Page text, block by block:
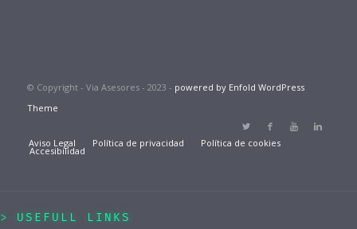
© Copyright - Via Asesores - 2023 - powered by Enfold WordPress
Theme
Aviso Legal Política de privacidad Política de cookies
Accesibilidad
USEFULL LINKS